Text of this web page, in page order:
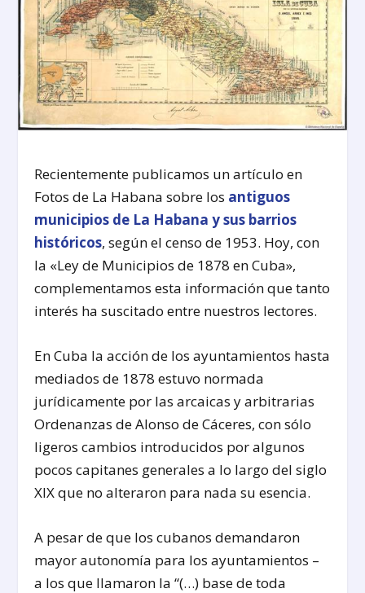
Recientemente publicamos un artículo en
Fotos de La Habana sobre los antiguos
municipios de La Habana y sus barrios
históricos, según el censo de 1953. Hoy, con
la «Ley de Municipios de 1878 en Cuba»,
complementamos esta información que tanto
interés ha suscitado entre nuestros lectores.
En Cuba la acción de los ayuntamientos hasta
mediados de 1878 estuvo normada
jurídicamente por las arcaicas y arbitrarias
Ordenanzas de Alonso de Cáceres, con sólo
ligeros cambios introducidos por algunos
pocos capitanes generales a lo largo del siglo
XIX que no alteraron para nada su esencia.
A pesar de que los cubanos demandaron
mayor autonomía para los ayuntamientos –
a los que llamaron la “(…) base de toda